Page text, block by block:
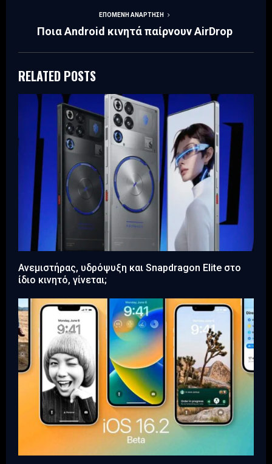
ΕΠΌΜΕΝΗ ΑΝΆΡΤΗΣΗ
Ποια Android κινητά παίρνουν AirDrop
RELATED POSTS
Ανεμιστήρας, υδρόψυξη και Snapdragon Elite στο
ίδιο κινητό, γίνεται;